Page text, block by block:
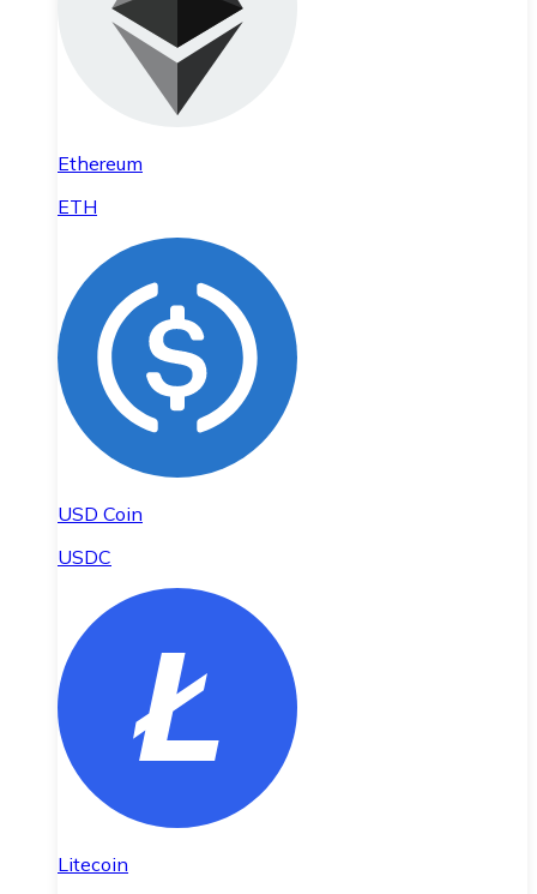
Ethereum
ETH
USD Coin
USDC
Litecoin